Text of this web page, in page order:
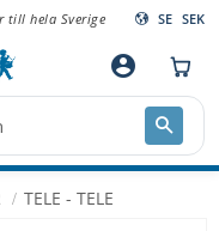
till hela Sverige SE SEK
account_circle
TELE - TELE